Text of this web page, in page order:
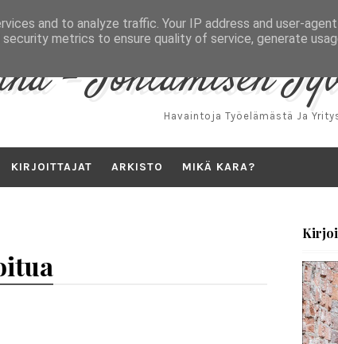
- Johtamisen
Havaintoja Työelämästä Ja
KIRJOITTAJAT ARKISTO MIKÄ KARA?
and to analyze traffic. Your IP address and user-agent
metrics to ensure quality of service, generate